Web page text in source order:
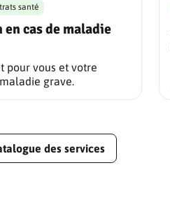
cas de maladie
santé
pour vous et votre
grave.
des services